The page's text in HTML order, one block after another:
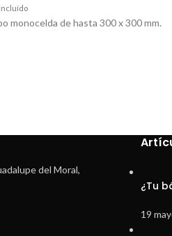
monocelda de hasta 300 x 300 mm.
del Moral,
¿Tu
19